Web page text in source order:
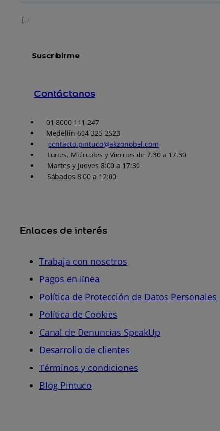
Contáctanos
01 8000 111 247
Medellín 604 325 2523
contacto.pintuco@akzonobel.com
Lunes, Miércoles y Viernes de 7:30 a 17:30
Martes y Jueves 8:00 a 17:30
Sábados 8:00 a 12:00
Enlaces de interés
Trabaja con nosotros
Pagos en línea
Política de Protección de Datos Personales
Política de Cookies
Canal de Denuncias SpeakUp
Desarrollo de clientes
Términos y condiciones
Blog Pintuco